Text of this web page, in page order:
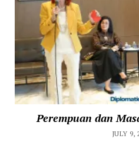
Perempuan dan
JULY 9,